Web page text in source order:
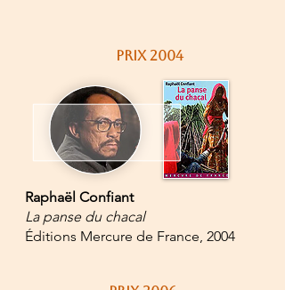
Raphaël Confiant
La panse du chacal
​Éditions Mercure de France, 2004
PRIX 2004